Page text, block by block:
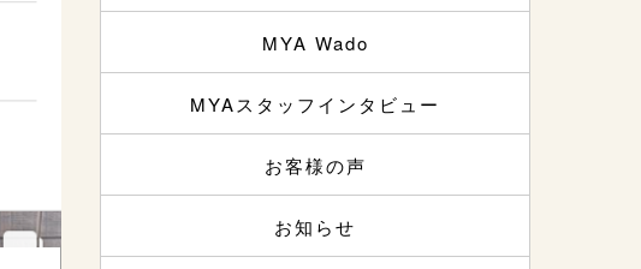
MYA Wado
MYAスタッフインタビュー
お客様の声
お知らせ